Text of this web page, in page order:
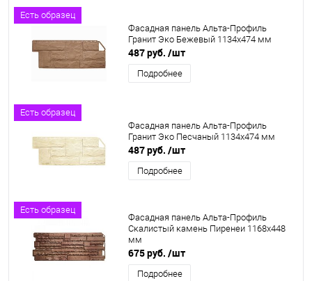
Есть образец
Фасадная панель Альта-Профиль
Гранит Эко Бежевый 1134х474 мм
487 руб. /шт
Подробнее
Есть образец
Фасадная панель Альта-Профиль
Гранит Эко Песчаный 1134х474 мм
487 руб. /шт
Подробнее
Есть образец
Фасадная панель Альта-Профиль
Скалистый камень Пиренеи 1168х448
мм
675 руб. /шт
Подробнее